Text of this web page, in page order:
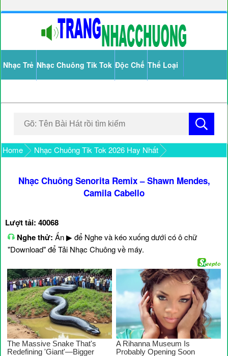
Nhạc Trẻ Nhạc Chuông Tik Tok Độc Chế Thể Loại
Home Nhạc Chuông Tik Tok 2026 Hay Nhất
Nhạc Chuông Senorita Remix – Shawn Mendes,
Camila Cabello
Lượt tải: 40068
Nghe thử: Ấn ▶ để Nghe và kéo xuống dưới có ô chữ
"Download" để Tải Nhạc Chuông về máy.